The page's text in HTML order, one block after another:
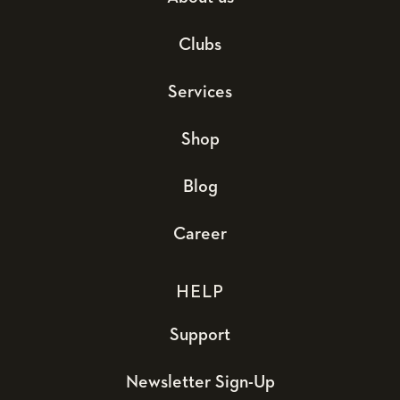
Clubs
Services
Shop
Blog
Career
HELP
Support
Newsletter Sign-Up